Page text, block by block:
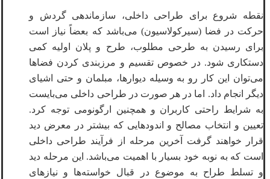
نقطه شروع برای طراحی داخلی، سازماندهی گردش و
حرکت در فضا (سیرکولاسیون) می‌باشد که بعضاً نیاز است
برای رسیدن به طرحی مطلوب، طرح و پلان اولیه کمی
دستکاری شود. در خصوص تقسیم و مرزبندی کردن فضاها
می‌توان این کار رو به وسیله دیوارها، مبلمان و حتی اشیای
دیگر انجام داد. اما در هر صورت در طراحی داخلی می‌بایست
به شرایط راحتی کاربران و همچنین ارگونومی توجه کرد.
تعیین و انتخاب مصالح و اندودهایی که بیشتر در معرض دید
قرار خواهند گرفت آخرین مرحله از فرآیند طراحی داخلی
است که به نوبه خود بسیار با اهمیت می‌باشد. این مرحله دید
و تسلط طراح به موضوع در قبال خواسته‌ها و نیازهای